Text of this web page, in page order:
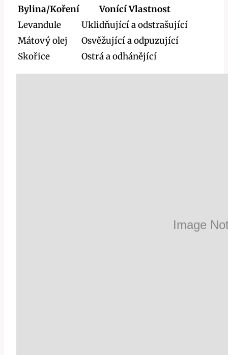
Bylina/Koření
Vonící Vlastnost
Levandule
Uklidňující a odstrašující
Mátový olej
Osvěžující a odpuzující
Skořice
Ostrá⁣ a ‍odhánějící